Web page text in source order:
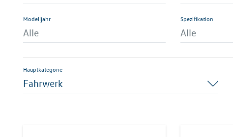
Modelljahr
Alle
Spezifikation
Alle
Hauptkategorie
Fahrwerk